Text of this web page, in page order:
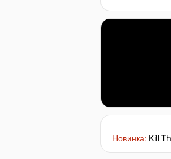
Новинка: Kill